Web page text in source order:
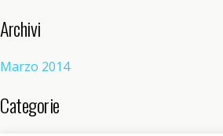
Archivi
Marzo 2014
Categorie